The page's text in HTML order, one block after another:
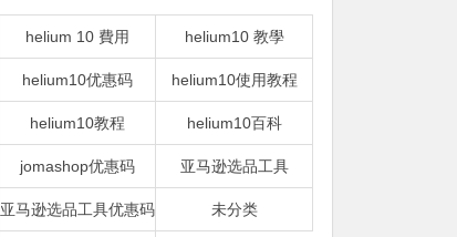
helium 10 費用 helium10 教學
helium10优惠码 helium10使用教程
helium10教程 helium10百科
jomashop优惠码 亚马逊选品工具
亚马逊选品工具优惠码 未分类